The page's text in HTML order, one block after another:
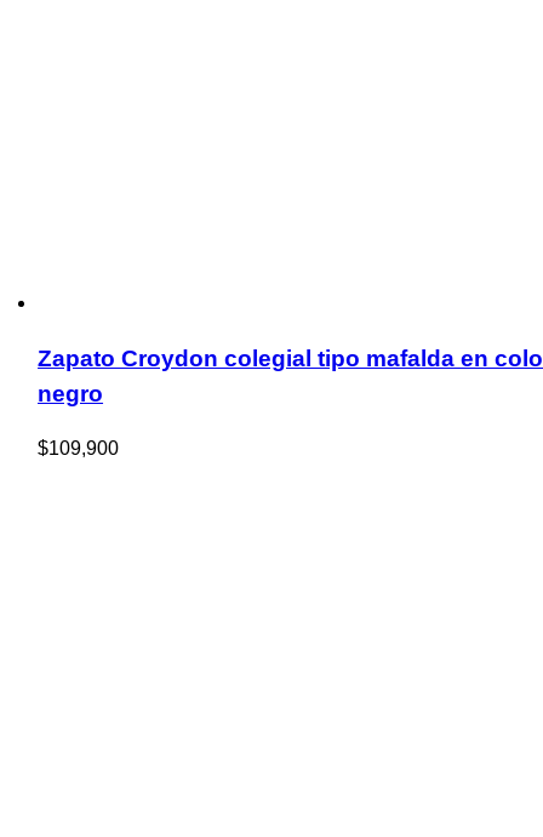
Zapato Croydon colegial tipo mafalda en
negro
$109,900